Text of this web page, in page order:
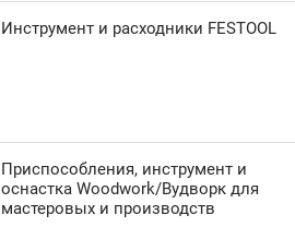
Инструмент и расходники FESTOOL
Приспособления, инструмент и
оснастка Woodwork/Вудворк для
мастеровых и производств